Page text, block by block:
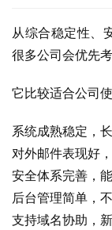
从综合稳定性、
很多公司会优先
它比较适合公司
系统成熟稳定，
对外邮件表现好
安全体系完善，
后台管理简单，
支持域名协助，